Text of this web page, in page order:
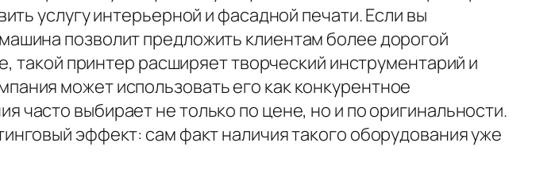
услугу интерьерной и фасадной печати. Если вы
позволит предложить клиентам более дорогой
такой принтер расширяет творческий инструментарий и
может использовать его как конкурентное
выбирает не только по цене, но и по оригинальности.
эффект: сам факт наличия такого оборудования уже